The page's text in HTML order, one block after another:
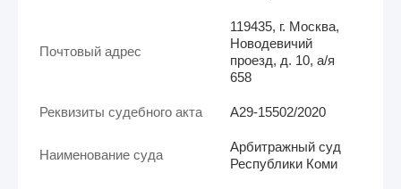
Почтовый адрес
119435, г. Москва,
Новодевичий
проезд, д. 10, а/я
658
Реквизиты судебного акта А29-15502/2020
Наименование суда
Арбитражный суд
Республики Коми